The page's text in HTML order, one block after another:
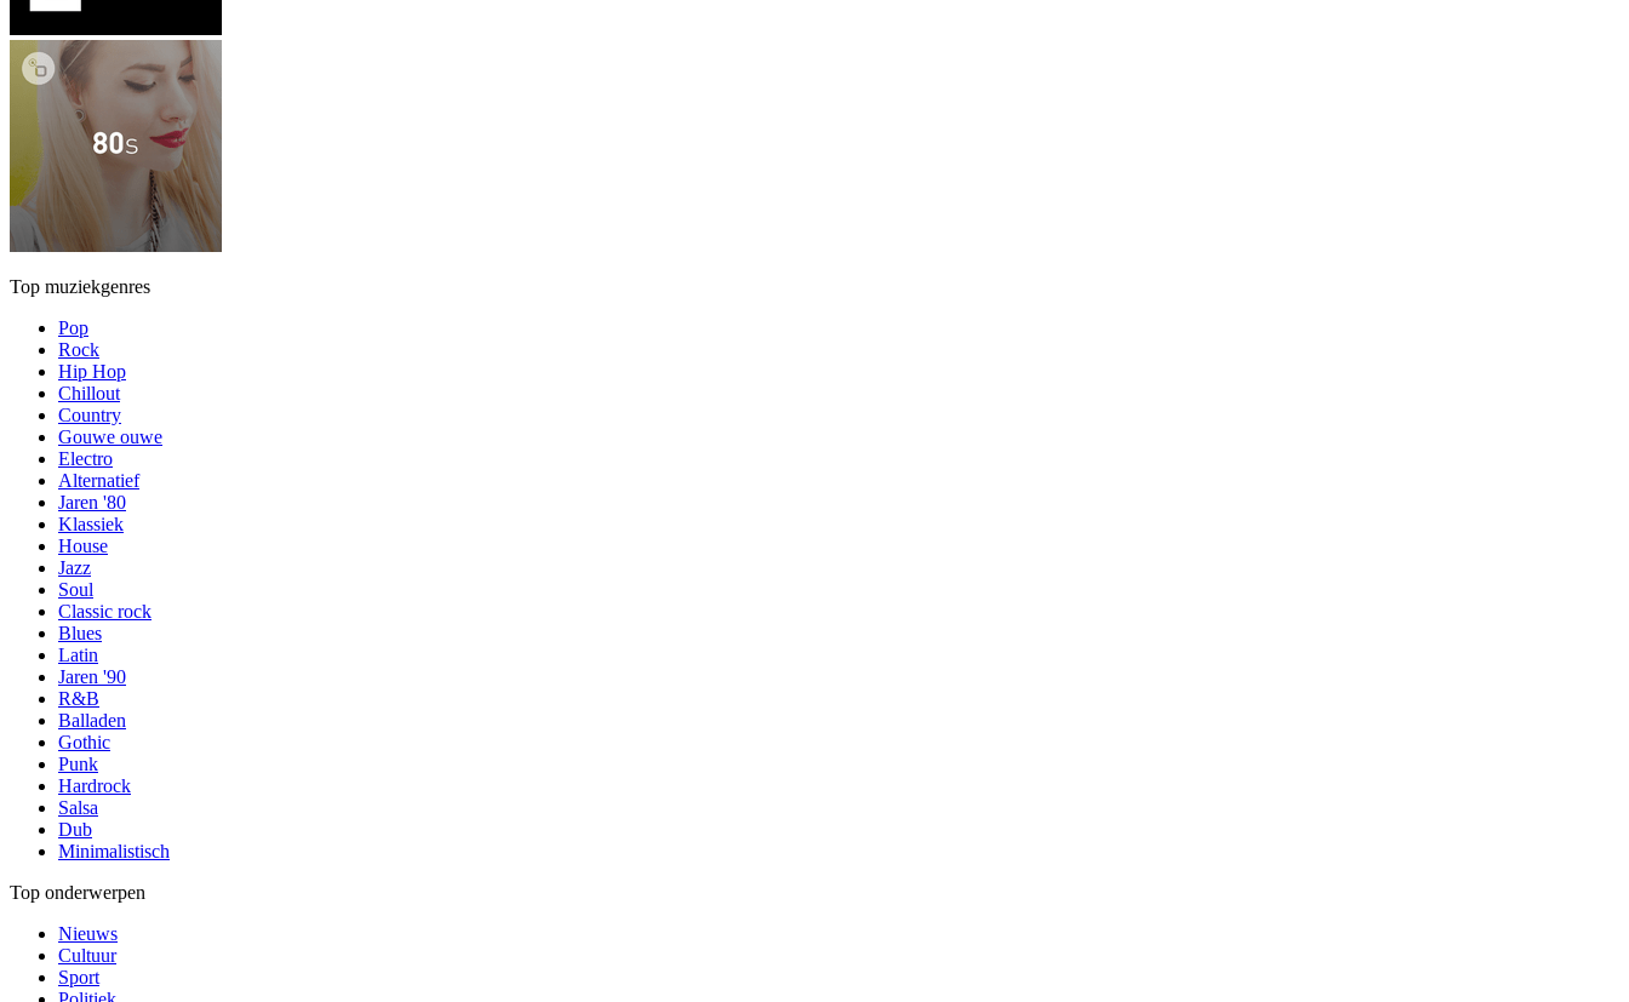
Top muziekgenres
Pop
Rock
Hip Hop
Chillout
Country
Gouwe ouwe
Electro
Alternatief
Jaren '80
Klassiek
House
Jazz
Soul
Classic rock
Blues
Latin
Jaren '90
R&B
Balladen
Gothic
Punk
Hardrock
Salsa
Dub
Minimalistisch
Top onderwerpen
Nieuws
Cultuur
Sport